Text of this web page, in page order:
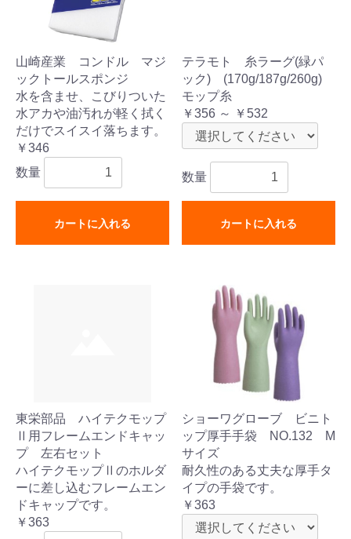
山崎産業 コンドル マジ
ックトールスポンジ
水を含ませ、こびりついた
水アカや油汚れが軽く拭く
だけでスイスイ落ちます。
￥346
数量
カートに入れる
テラモト 糸ラーグ(緑パ
ック) (170g/187g/260g)
モップ糸
￥356 ～ ￥532
数量
カートに入れる
東栄部品 ハイテクモップ
Ⅱ用フレームエンドキャッ
プ 左右セット
ハイテクモップⅡのホルダ
ーに差し込むフレームエン
ドキャップです。
￥363
ショーワグローブ ビニト
ップ厚手手袋 NO.132 M
サイズ
耐久性のある丈夫な厚手タ
イプの手袋です。
￥363